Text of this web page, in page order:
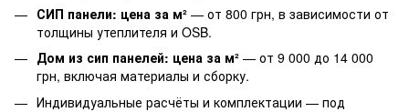
СИП панели: цена за м² — от 800 грн, в зависимости от
толщины утеплителя и OSB.
Дом из сип панелей: цена за м² — от 9 000 до 14 000
грн, включая материалы и сборку.
Индивидуальные расчёты и комплектации — под